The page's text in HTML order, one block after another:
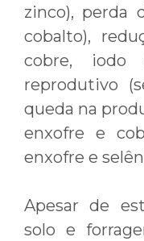
zinco), perda
cobalto),
cobre, iodo
reprodutivo
queda na
enxofre e
enxofre e
Apesar de
solo e